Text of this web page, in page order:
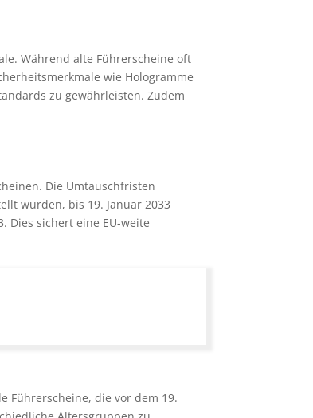
Während alte Führerscheine oft
wie Hologramme
zu gewährleisten. Zudem
Die Umtauschfristen
wurden, bis 19. Januar 2033
Dies sichert eine EU-weite
Führerscheine, die vor dem 19.